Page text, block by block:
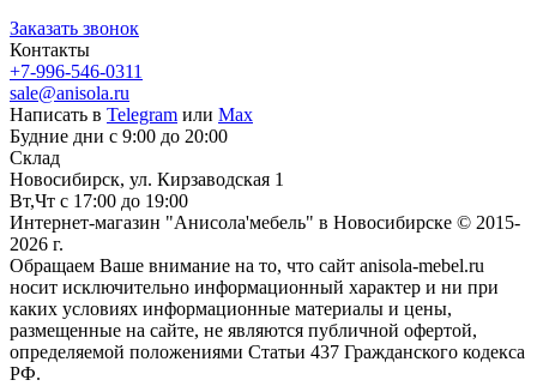
Заказать звонок
Контакты
+7-996-546-0311
sale@anisola.ru
Написать в Telegram или Max
Будние дни с 9:00 до 20:00
Склад
Новосибирск, ул. Кирзаводская 1
Вт,Чт с 17:00 до 19:00
Интернет-магазин "Анисола'мебель" в Новосибирске © 2015-
2026 г.
Обращаем Ваше внимание на то, что сайт anisola-mebel.ru
носит исключительно информационный характер и ни при
каких условиях информационные материалы и цены,
размещенные на сайте, не являются публичной офертой,
определяемой положениями Статьи 437 Гражданского кодекса
РФ.